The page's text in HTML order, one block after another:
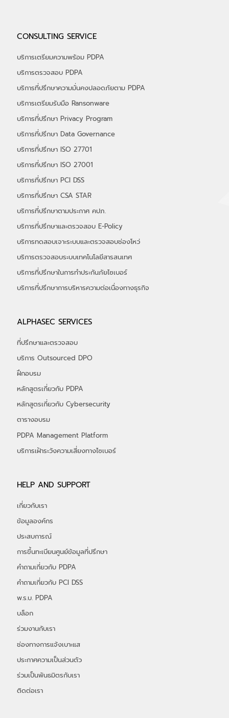
depa ในงาน THAIDEF-EX 2026 รับ
เกียรติ "รมว.พาณิชย์" เยี่ยมชมบูธ พร้อมรับ
ฟังสิทธิประโยชน์ จาก depa กว่า 50%
CONSULTING SERVICE
บริการเตรียมความพร้อม PDPA
บริการตรวจสอบ PDPA
บริการที่ปรึกษาความมั่นคงปลอดภัยตาม PDPA
บริการเตรียมรับมือ Ransonware
บริการที่ปรึกษา Privacy Program
บริการที่ปรึกษา Data Governance
บริการที่ปรึกษา ISO 27701
บริการที่ปรึกษา ISO 27001
บริการที่ปรึกษา PCI DSS
บริการที่ปรึกษา CSA STAR
บริการที่ปรึกษาตามประกาศ คปภ.
บริการที่ปรึกษาและตรวจสอบ E-Policy
บริการทดสอบเจาะระบบและตรวจสอบช่องโหว่
บริการตรวจสอบระบบเทคโนโลยีสารสนเทศ
บริการที่ปรึกษาในการทำประกันภัยไซเบอร์
​บริการที่ปรึกษาการบริหารความต่อเนื่องทางธุรกิจ
ALPHASEC SERVICES
ที่ปรึกษาและตรวจสอบ
บริการ Outsourced DPO
ฝึกอบรม
หลักสูตรเกี่ยวกับ PDPA
หลักสูตรเกี่ยวกับ Cybersecurity
ตารางอบรม
PDPA Management Platform
บริการเฝ้าระวังความเสี่ยงทางไซเบอร์
HELP AND SUPPORT
เกี่ยวกับเรา
ข้อมูลองค์กร
ประสบการณ์
การขึ้นทะเบียนศูนย์ข้อมูลที่ปรึกษา
คำถามเกี่ยวกับ PDPA
คำถามเกี่ยวกับ PCI DSS
พ.ร.บ. PDPA
บล็อก
ร่วมงานกับเรา
ช่องทางการแจ้งเบาะแส
ประกาศความเป็นส่วนตัว
ร่วมเป็นพันธมิตรกับเรา
ติดต่อเรา